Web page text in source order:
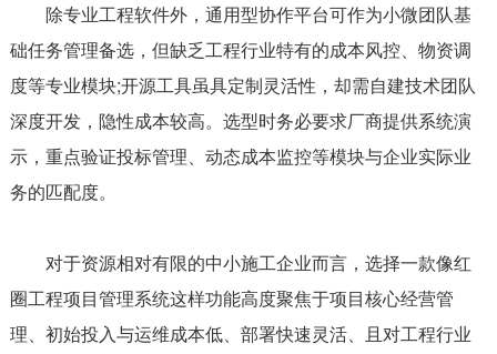
除专业工程软件外，通用型协作平台可作为小微团队基
础任务管理备选，但缺乏工程行业特有的成本风控、物资调
度等专业模块;开源工具虽具定制灵活性，却需自建技术团队
深度开发，隐性成本较高。选型时务必要求厂商提供系统演
示，重点验证投标管理、动态成本监控等模块与企业实际业
务的匹配度。
对于资源相对有限的中小施工企业而言，选择一款像红
圈工程项目管理系统这样功能高度聚焦于项目核心经营管
理、初始投入与运维成本低、部署快速灵活、且对工程行业